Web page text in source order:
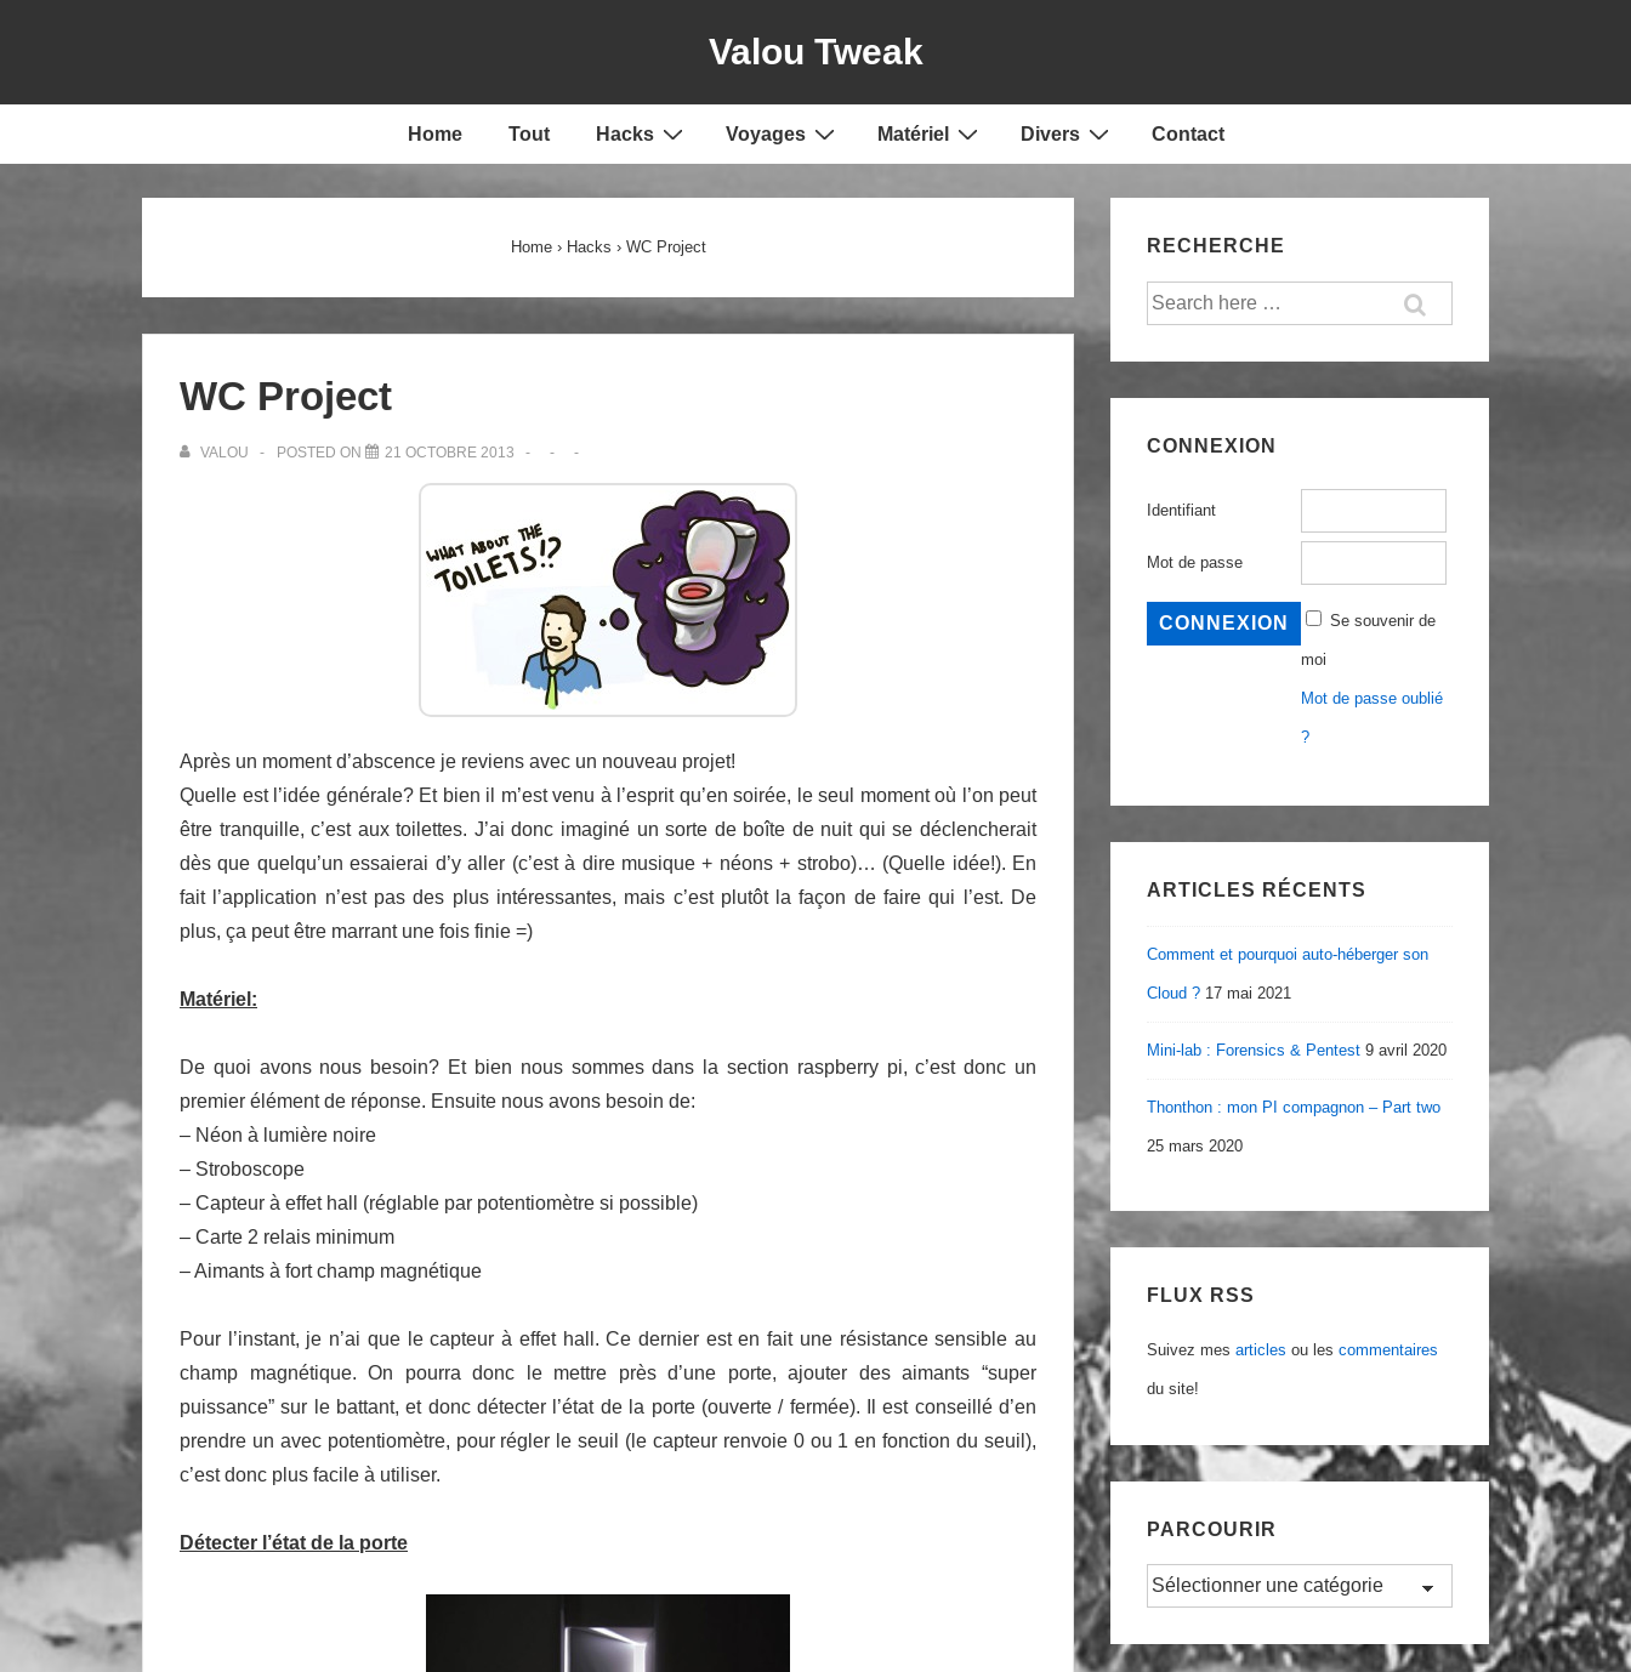
Valou Tweak
Navigation
Home Tout Hacks Voyages Matériel Divers Contact
Home › Hacks › WC Project
WC Project
VALOU POSTED ON 21 OCTOBRE 2013
Après un moment d’abscence je reviens avec un nouveau projet!
Quelle est l’idée générale? Et bien il m’est venu à l’esprit qu’en soirée, le seul moment où l’on peut
être tranquille, c’est aux toilettes. J’ai donc imaginé un sorte de boîte de nuit qui se déclencherait
dès que quelqu’un essaierai d’y aller (c’est à dire musique + néons + strobo)… (Quelle idée!). En
fait l’application n’est pas des plus intéressantes, mais c’est plutôt la façon de faire qui l’est. De
plus, ça peut être marrant une fois finie =)
Matériel:
De quoi avons nous besoin? Et bien nous sommes dans la section raspberry pi, c’est donc un
premier élément de réponse. Ensuite nous avons besoin de:
– Néon à lumière noire
– Stroboscope
– Capteur à effet hall (réglable par potentiomètre si possible)
– Carte 2 relais minimum
– Aimants à fort champ magnétique
Pour l’instant, je n’ai que le capteur à effet hall. Ce dernier est en fait une résistance sensible au
champ magnétique. On pourra donc le mettre près d’une porte, ajouter des aimants “super
puissance” sur le battant, et donc détecter l’état de la porte (ouverte / fermée). Il est conseillé d’en
prendre un avec potentiomètre, pour régler le seuil (le capteur renvoie 0 ou 1 en fonction du seuil),
c’est donc plus facile à utiliser.
Détecter l’état de la porte
RECHERCHE
Recherche
CONNEXION
Identifiant
Mot de passe
Se souvenir de
moi
Mot de passe oublié
?
ARTICLES RÉCENTS
Comment et pourquoi auto-héberger son
Cloud ? 17 mai 2021
Mini-lab : Forensics & Pentest 9 avril 2020
Thonthon : mon PI compagnon – Part two
25 mars 2020
FLUX RSS
Suivez mes articles ou les commentaires
du site!
PARCOURIR
Parcourir